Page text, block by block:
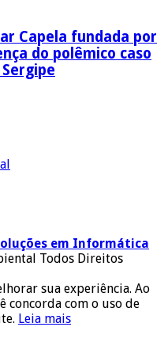
Capela fundada por
do polêmico caso
em Informática
Todos Direitos
sua experiência. Ao
concorda com o uso de
Leia mais